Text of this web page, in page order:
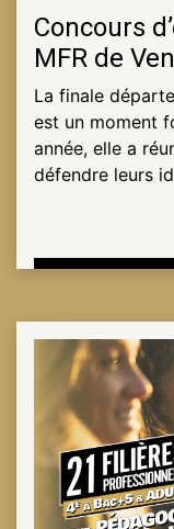
CONTACTER
ESPACE
PRO
Concours
MFR de
La finale
est un moment
année, elle a
défendre leurs